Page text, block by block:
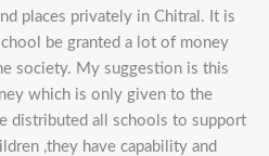
places privately in Chitral. It is
be granted a lot of money
society. My suggestion is this
which is only given to the
distributed all schools to support
,they have capability and